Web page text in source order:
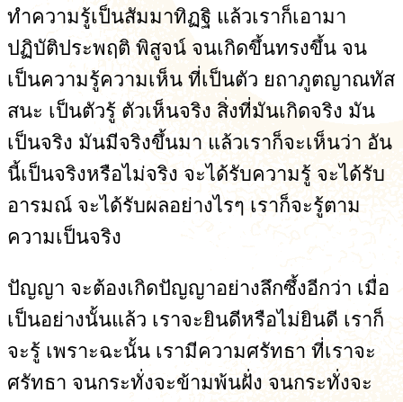
ทำความรู้เป็นสัมมาทิฏฐิ แล้วเราก็เอามา
ปฏิบัติประพฤติ พิสูจน์ จนเกิดขึ้นทรงขึ้น จน
เป็นความรู้ความเห็น ที่เป็นตัว ยถาภูตญาณทัส
สนะ เป็นตัวรู้ ตัวเห็นจริง สิ่งที่มันเกิดจริง มัน
เป็นจริง มันมีจริงขึ้นมา แล้วเราก็จะเห็นว่า อัน
นี้เป็นจริงหรือไม่จริง จะได้รับความรู้ จะได้รับ
อารมณ์ จะได้รับผลอย่างไรๆ เราก็จะรู้ตาม
ความเป็นจริง
ปัญญา จะต้องเกิดปัญญาอย่างลึกซึ้งอีกว่า เมื่อ
เป็นอย่างนั้นแล้ว เราจะยินดีหรือไม่ยินดี เราก็
จะรู้ เพราะฉะนั้น เรามีความศรัทธา ที่เราจะ
ศรัทธา จนกระทั่งจะข้ามพ้นฝั่ง จนกระทั่งจะ